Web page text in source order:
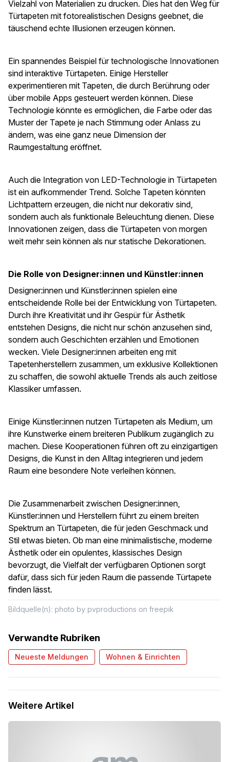
Vielzahl von Materialien zu drucken. Dies hat den Weg für
Türtapeten mit fotorealistischen Designs geebnet, die
täuschend echte Illusionen erzeugen können.
Ein spannendes Beispiel für technologische Innovationen
sind interaktive Türtapeten. Einige Hersteller
experimentieren mit Tapeten, die durch Berührung oder
über mobile Apps gesteuert werden können. Diese
Technologie könnte es ermöglichen, die Farbe oder das
Muster der Tapete je nach Stimmung oder Anlass zu
ändern, was eine ganz neue Dimension der
Raumgestaltung eröffnet.
Auch die Integration von LED-Technologie in Türtapeten
ist ein aufkommender Trend. Solche Tapeten könnten
Lichtpattern erzeugen, die nicht nur dekorativ sind,
sondern auch als funktionale Beleuchtung dienen. Diese
Innovationen zeigen, dass die Türtapeten von morgen
weit mehr sein können als nur statische Dekorationen.
Die Rolle von Designer:innen und Künstler:innen
Designer:innen und Künstler:innen spielen eine
entscheidende Rolle bei der Entwicklung von Türtapeten.
Durch ihre Kreativität und ihr Gespür für Ästhetik
entstehen Designs, die nicht nur schön anzusehen sind,
sondern auch Geschichten erzählen und Emotionen
wecken. Viele Designer:innen arbeiten eng mit
Tapetenherstellern zusammen, um exklusive Kollektionen
zu schaffen, die sowohl aktuelle Trends als auch zeitlose
Klassiker umfassen.
Einige Künstler:innen nutzen Türtapeten als Medium, um
ihre Kunstwerke einem breiteren Publikum zugänglich zu
machen. Diese Kooperationen führen oft zu einzigartigen
Designs, die Kunst in den Alltag integrieren und jedem
Raum eine besondere Note verleihen können.
Die Zusammenarbeit zwischen Designer:innen,
Künstler:innen und Herstellern führt zu einem breiten
Spektrum an Türtapeten, die für jeden Geschmack und
Stil etwas bieten. Ob man eine minimalistische, moderne
Ästhetik oder ein opulentes, klassisches Design
bevorzugt, die Vielfalt der verfügbaren Optionen sorgt
dafür, dass sich für jeden Raum die passende Türtapete
finden lässt.
Bildquelle(n): photo by pvproductions on freepik
Verwandte Rubriken
Neueste Meldungen Wohnen & Einrichten
Weitere Artikel